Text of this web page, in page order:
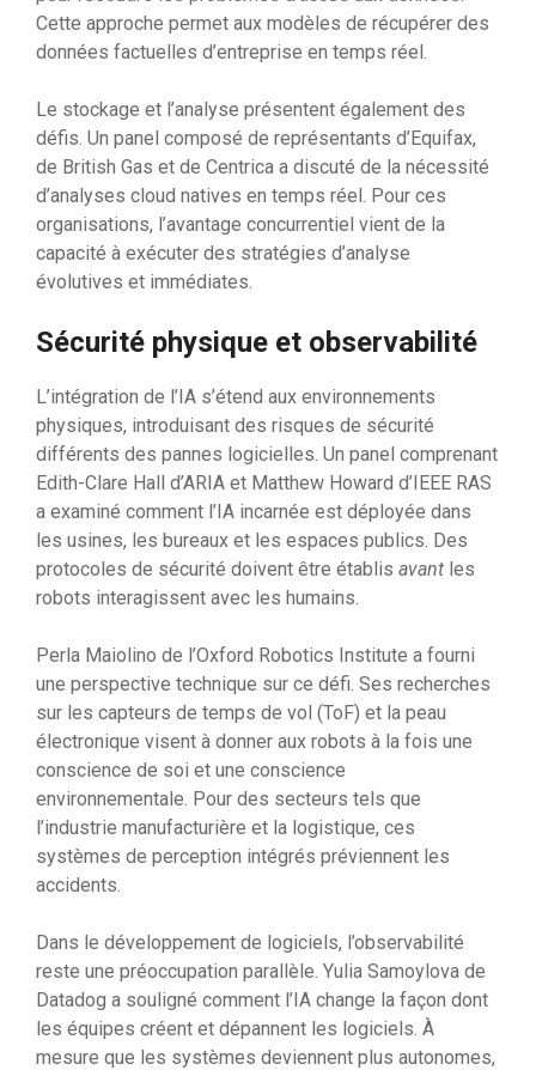
Cette approche permet aux modèles de récupérer des
données factuelles d’entreprise en temps réel.
Le stockage et l’analyse présentent également des
défis. Un panel composé de représentants d’Equifax,
de British Gas et de Centrica a discuté de la nécessité
d’analyses cloud natives en temps réel. Pour ces
organisations, l’avantage concurrentiel vient de la
capacité à exécuter des stratégies d’analyse
évolutives et immédiates.
Sécurité physique et observabilité
L’intégration de l’IA s’étend aux environnements
physiques, introduisant des risques de sécurité
différents des pannes logicielles. Un panel comprenant
Edith-Clare Hall d’ARIA et Matthew Howard d’IEEE RAS
a examiné comment l’IA incarnée est déployée dans
les usines, les bureaux et les espaces publics. Des
protocoles de sécurité doivent être établis avant les
robots interagissent avec les humains.
Perla Maiolino de l’Oxford Robotics Institute a fourni
une perspective technique sur ce défi. Ses recherches
sur les capteurs de temps de vol (ToF) et la peau
électronique visent à donner aux robots à la fois une
conscience de soi et une conscience
environnementale. Pour des secteurs tels que
l’industrie manufacturière et la logistique, ces
systèmes de perception intégrés préviennent les
accidents.
Dans le développement de logiciels, l’observabilité
reste une préoccupation parallèle. Yulia Samoylova de
Datadog a souligné comment l’IA change la façon dont
les équipes créent et dépannent les logiciels. À
mesure que les systèmes deviennent plus autonomes,